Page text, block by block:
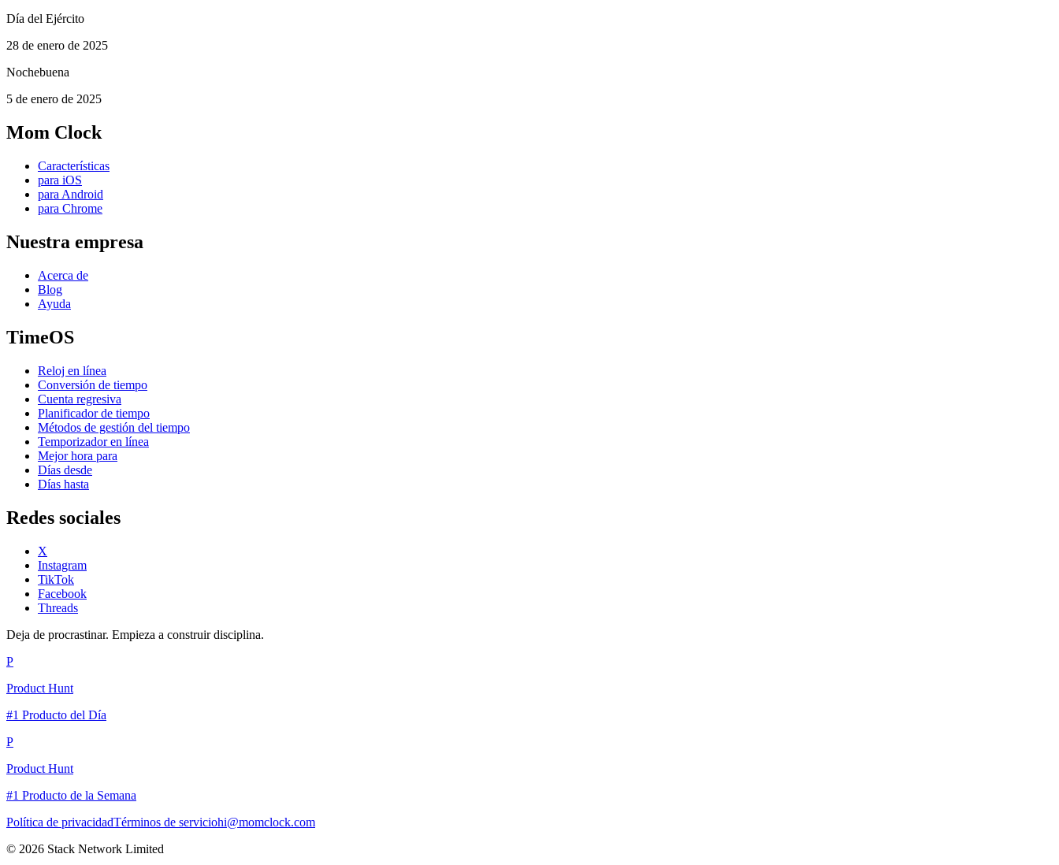
Día del Ejército
28 de enero de 2025
Nochebuena
5 de enero de 2025
Mom Clock
Características
para iOS
para Android
para Chrome
Nuestra empresa
Acerca de
Blog
Ayuda
TimeOS
Reloj en línea
Conversión de tiempo
Cuenta regresiva
Planificador de tiempo
Métodos de gestión del tiempo
Temporizador en línea
Mejor hora para
Días desde
Días hasta
Redes sociales
X
Instagram
TikTok
Facebook
Threads
Deja de procrastinar. Empieza a construir disciplina.
P
Product Hunt
#1 Producto del Día
P
Product Hunt
#1 Producto de la Semana
Política de privacidadTérminos de serviciohi@momclock.com
© 2026 Stack Network Limited